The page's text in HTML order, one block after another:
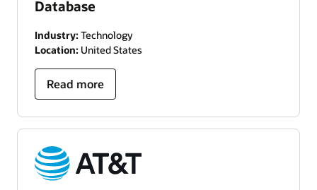
Database
Industry: Technology
Location: United States
Read more